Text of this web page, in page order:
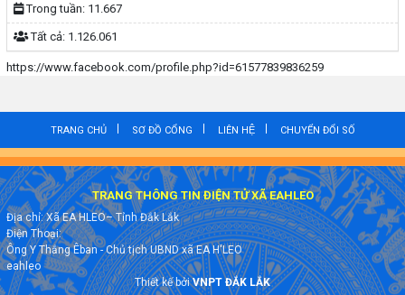
Trong tuần: 11.667
Tất cả: 1.126.061
https://www.facebook.com/profile.php?id=61577839836259
TRANG CHỦ SƠ ĐỒ CỔNG LIÊN HỆ CHUYỂN ĐỔI SỐ
TRANG THÔNG TIN ĐIỆN TỬ XÃ EAHLEO
Địa chỉ: Xã EA HLEO– Tỉnh Đắk Lắk
Điện Thoại:
Ông Y Thắng Êban - Chủ tịch UBND xã EA H'LEO
eahleo
Thiết kế bởiVNPT ĐẮK LẮK